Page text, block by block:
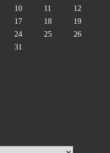
10 11
12
17 18
19
24 25
26
31